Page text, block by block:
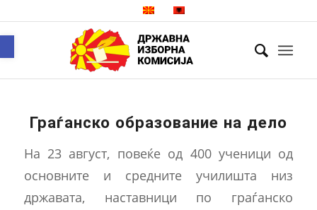
Граѓанско образование на дело
На 23 август, повеќе од 400 ученици од
основните и средните училишта низ
државата, наставници по граѓанско
Open toolbar